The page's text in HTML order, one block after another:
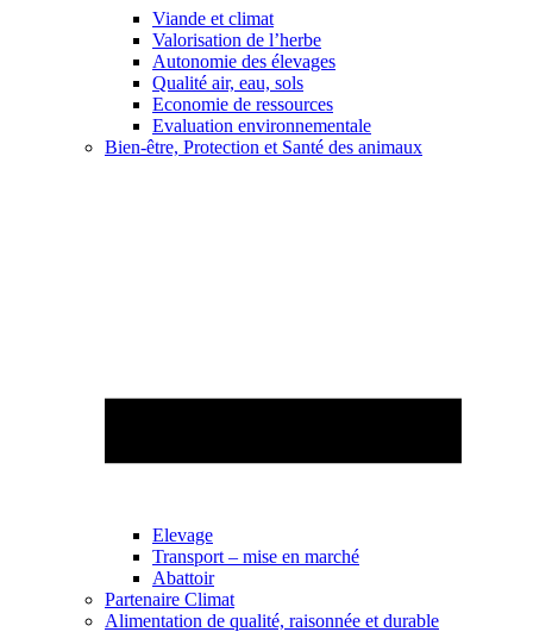
Viande et climat
Valorisation de l’herbe
Autonomie des élevages
Qualité air, eau, sols
Economie de ressources
Evaluation environnementale
Bien-être, Protection et Santé des animaux
Elevage
Transport – mise en marché
Abattoir
Partenaire Climat
Alimentation de qualité, raisonnée et durable